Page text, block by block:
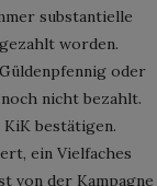
substantielle
worden.
oder
nicht bezahlt.
bestätigen.
ein Vielfaches
von der Kampagne